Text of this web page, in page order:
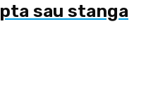
sau stanga